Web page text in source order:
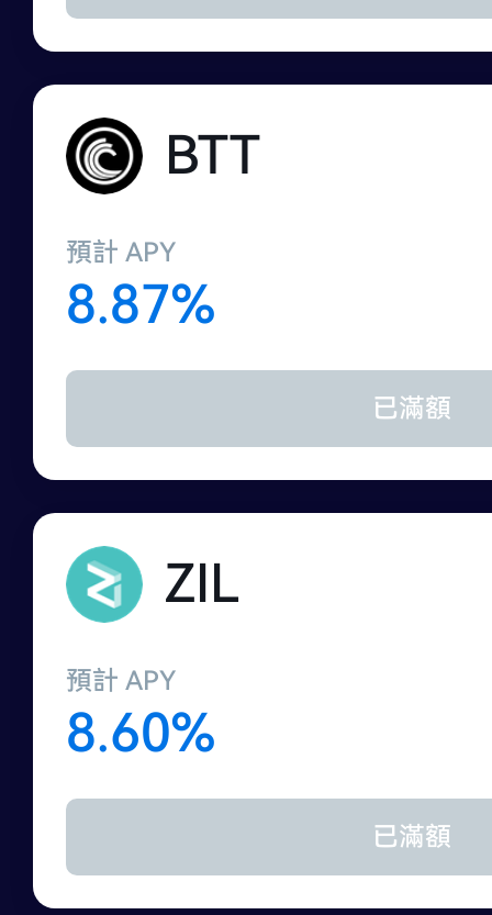
BTT
預計 APY
8.87%
已滿額
ZIL
預計 APY
8.60%
已滿額